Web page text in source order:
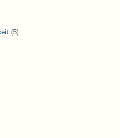
(5)